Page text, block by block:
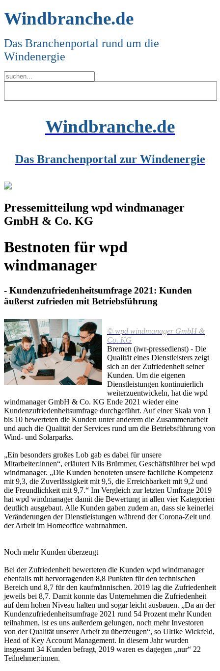
Windbranche.de
Das Branchenportal rund um die
Windenergie
Windbranche.de
Das Branchenportal zur Windenergie
Pressemitteilung wpd windmanager
GmbH & Co. KG
Bestnoten für wpd
windmanager
- Kundenzufriedenheitsumfrage 2021: Kunden
äußerst zufrieden mit Betriebsführung
© wpd windmanager GmbH &
Co. KG
Bremen (iwr-pressedienst) - Die
Qualität eines Dienstleisters zeigt
sich an der Zufriedenheit seiner
Kunden. Um die eigenen
Dienstleistungen kontinuierlich
weiterzuentwickeln, hat die wpd
windmanager GmbH & Co. KG Ende 2021 wieder eine
Kundenzufriedenheitsumfrage durchgeführt. Auf einer Skala von 1
bis 10 bewerteten die Kunden unter anderem die Zusammenarbeit
und auch die Qualität der Services rund um die Betriebsführung von
Wind- und Solarparks.
„Ein besonders großes Lob gab es dabei für unsere
Mitarbeiter:innen“, erläutert Nils Brümmer, Geschäftsführer bei wpd
windmanager. „Die Kunden benoteten unsere fachliche Kompetenz
mit 9,3, die Zuverlässigkeit mit 9,5, die Erreichbarkeit mit 9,2 und
die Freundlichkeit mit 9,7.“ Im Vergleich zur letzten Umfrage 2019
hat wpd windmanager damit die Bewertung in allen vier Kategorien
deutlich ausgebaut. Alle Kunden gaben zudem an, dass sie keinerlei
Veränderungen der Dienstleistungen während der Corona-Zeit und
der Arbeit im Homeoffice wahrnahmen.
Noch mehr Kunden überzeugt
Bei der Zufriedenheit bewerteten die Kunden wpd windmanager
ebenfalls mit hervorragenden 8,8 Punkten für den technischen
Bereich und 8,7 für den kaufmännischen. 2019 lag die Zufriedenheit
jeweils bei 8,7. Damit konnte das Unternehmen die Zufriedenheit
auf dem hohen Niveau halten und sogar leicht ausbauen. „Da an der
Kundenzufriedenheitsumfrage 2021 rund 54 Prozent mehr Kunden
teilnahmen, ist es uns außerdem gelungen, noch mehr Investoren
von der Qualität unserer Arbeit zu überzeugen“, so Ulrike Wickfeld,
Head of Key Account Management. In diesem Jahr wurden
insgesamt 34 Kunden befragt, 2019 waren es dagegen „nur“ 22
Teilnehmer:innen.